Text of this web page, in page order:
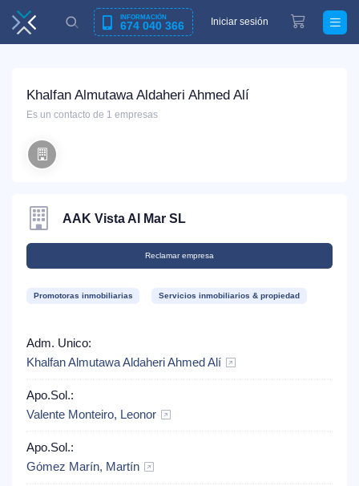
INFORMACIÓN
674 040 366 Iniciar sesión
Khalfan Almutawa Aldaheri Ahmed Alí
Es un contacto de 1 empresas
AAK Vista Al Mar SL
Reclamar empresa
Promotoras inmobiliarias Servicios inmobiliarios & propiedad
Adm. Unico:
Khalfan Almutawa Aldaheri Ahmed Alí
Apo.Sol.:
Valente Monteiro, Leonor
Apo.Sol.:
Gómez Marín, Martín